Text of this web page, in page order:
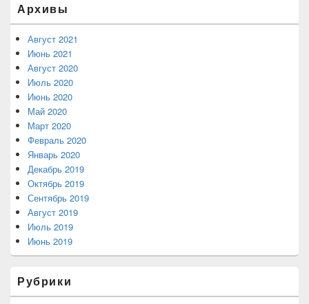
Архивы
Август 2021
Июнь 2021
Август 2020
Июль 2020
Июнь 2020
Май 2020
Март 2020
Февраль 2020
Январь 2020
Декабрь 2019
Октябрь 2019
Сентябрь 2019
Август 2019
Июль 2019
Июнь 2019
Рубрики